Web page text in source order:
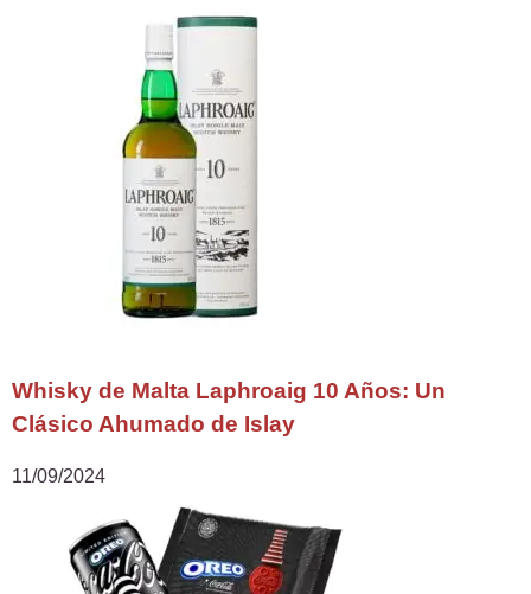
Whisky de Malta Laphroaig 10 Años: Un
Clásico Ahumado de Islay
11/09/2024